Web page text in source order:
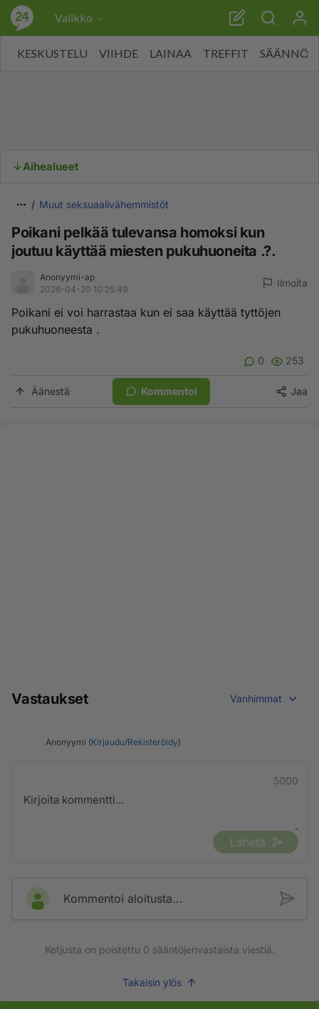
Valikko
KESKUSTELU VIIHDE LAINAA TREFFIT SÄÄNNÖT
Aihealueet
Muut seksuaalivähemmistöt
Poikani pelkää tulevansa homoksi kun
joutuu käyttää miesten pukuhuoneita .?.
Anonyymi-ap
2026-04-20 10:25:49
Ilmoita
Poikani ei voi harrastaa kun ei saa käyttää tyttöjen
pukuhuoneesta .
0 253
Äänestä Kommentoi Jaa
Vastaukset Vanhimmat
Anonyymi (Kirjaudu/Rekisteröidy)
5000
Lähetä
Kommentoi aloitusta...
Ketjusta on poistettu 0 sääntöjenvastaista viestiä.
Takaisin ylös